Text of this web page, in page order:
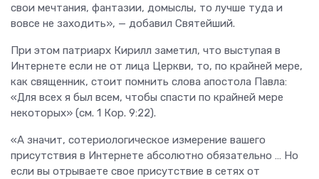
свои мечтания, фантазии, домыслы, то лучше туда и
вовсе не заходить», — добавил Святейший.
При этом патриарх Кирилл заметил, что выступая в
Интернете если не от лица Церкви, то, по крайней мере,
как священник, стоит помнить слова апостола Павла:
«Для всех я был всем, чтобы спасти по крайней мере
некоторых» (см. 1 Кор. 9:22).
«А значит, сотериологическое измерение вашего
присутствия в Интернете абсолютно обязательно … Но
если вы отрываете свое присутствие в сетях от